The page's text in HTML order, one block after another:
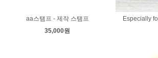
aa스탬프 - 제작 스탬프
35,000원
Especially